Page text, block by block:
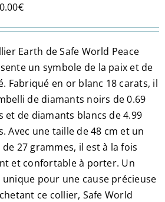
être
choisies
sur
la
page
du
produit
€
Earth de Safe World Peace
un symbole de la paix et de
Fabriqué en or blanc 18 carats, il
de diamants noirs de 0.69
et de diamants blancs de 4.99
Avec une taille de 48 cm et un
de 27 grammes, il est à la fois
et confortable à porter. Un
unique pour une cause précieuse
ce collier, Safe World